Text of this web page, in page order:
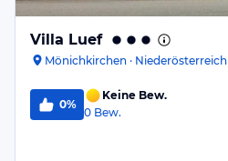
Villa Luef
Mönichkirchen · Niederösterreich
0%
Keine Bew.
0 Bew.